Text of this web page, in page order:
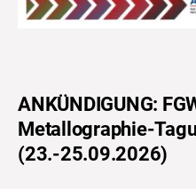
ANKÜNDIGUNG:
Metallographie-
(23.-25.09.2026)